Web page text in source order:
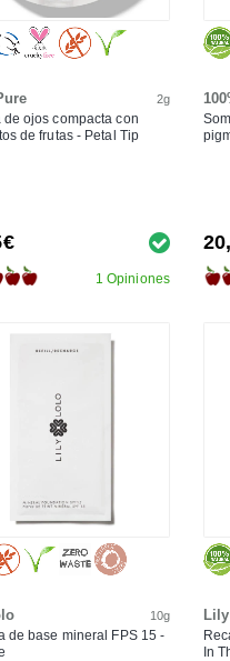
2g
de ojos compacta con
de frutas - Petal Tip
1 Opiniones
10g
de base mineral FPS 15 -
In